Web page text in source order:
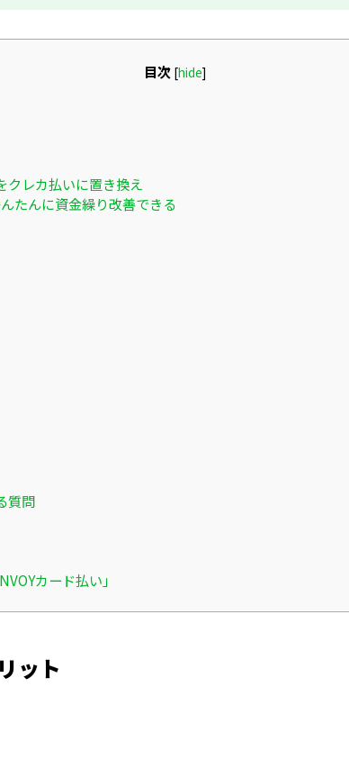
目次 [hide]
クレカ払いに置き換え
たんに資金繰り改善できる
質問
カード払い」
ット